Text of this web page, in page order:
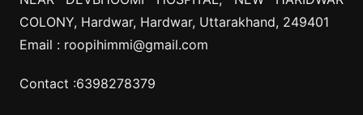
COLONY, Hardwar, Hardwar, Uttarakhand, 249401
Email : roopihimmi@gmail.com
Contact :6398278379